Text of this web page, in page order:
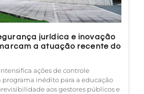
jurídica e inovação
a atuação recente do
ações de controle
programa inédito para a educação
aos gestores públicos e